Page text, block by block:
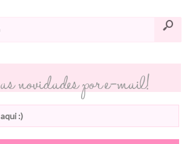
novidades por e-mail!